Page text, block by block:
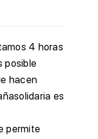
4 horas
posible
hacen
es
permite